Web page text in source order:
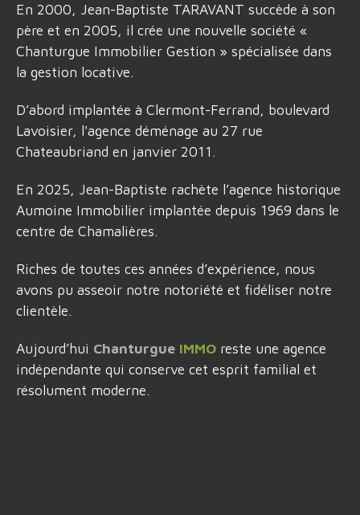
En 2000, Jean-Baptiste TARAVANT succède à son
père et en 2005, il crée une nouvelle société «
Chanturgue Immobilier Gestion » spécialisée dans
la gestion locative.
D’abord implantée à Clermont-Ferrand, boulevard
Lavoisier, l'agence déménage au 27 rue
Chateaubriand en janvier 2011.
En 2025, Jean-Baptiste rachète l’agence historique
Aumoine Immobilier implantée depuis 1969 dans le
centre de Chamalières.
Riches de toutes ces années d’expérience, nous
avons pu asseoir notre notoriété et fidéliser notre
clientèle.
Aujourd’hui Chanturgue IMMO reste une agence
indépendante qui conserve cet esprit familial et
résolument moderne.